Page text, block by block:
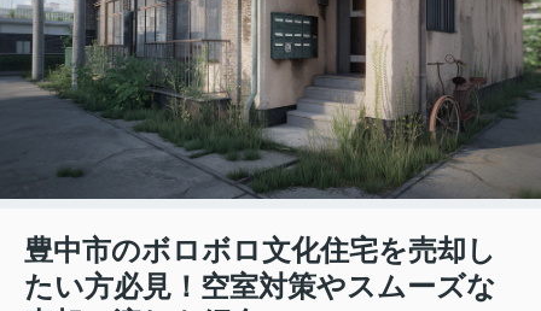
豊中市のボロボロ文化住宅を売却し
たい方必見！空室対策やスムーズな